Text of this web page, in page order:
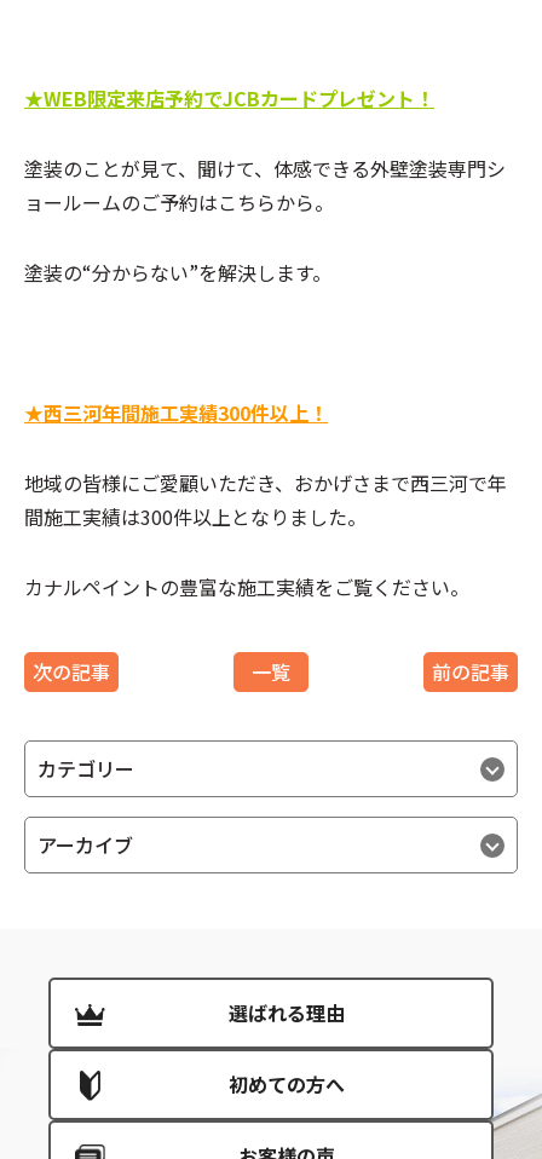
★WEB限定来店予約でJCBカードプレゼント！
塗装のことが見て、聞けて、体感できる外壁塗装専門シ
ョールームのご予約はこちらから。
塗装の“分からない”を解決します。
★西三河年間施工実績300件以上！
地域の皆様にご愛顧いただき、おかげさまで西三河で年
間施工実績は300件以上となりました。
カナルペイントの豊富な施工実績をご覧ください。
次の記事 一覧 前の記事
カテゴリー
アーカイブ
選ばれる理由
初めての方へ